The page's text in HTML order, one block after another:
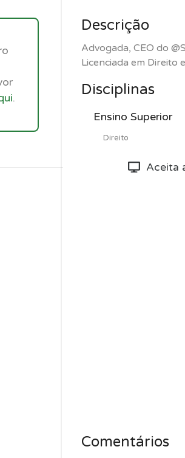
.
Descrição
Advogada, CEO do
Licenciada em Direito
Disciplinas
Ensino Superior
Direito
Aceita
Comentários